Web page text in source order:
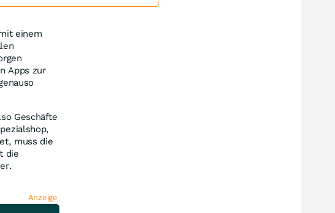
einem
Apps zur
Geschäfte
muss die
die
Anzeige